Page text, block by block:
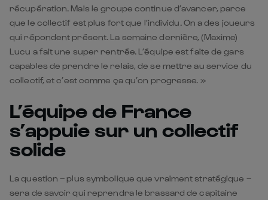
récupération. Mais le groupe continue d’avancer, parce
que le collectif est plus fort que l’individu. On a des joueurs
qui répondent présent. La semaine dernière, (Maxime)
Lucu a fait une super rentrée. L’équipe est faite de gars
capables de prendre le relais, de se mettre au service du
collectif, et c’est comme ça qu’on progresse. »
L’équipe de France
s’appuie sur un collectif
solide
La question – plus symbolique que vraiment stratégique –
sera de savoir qui reprendra le brassard de capitaine